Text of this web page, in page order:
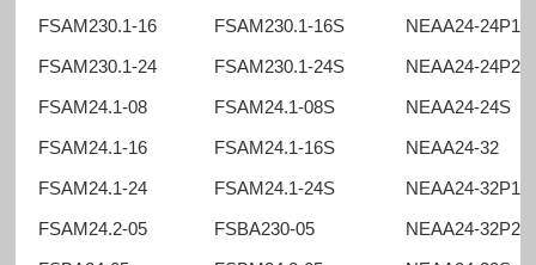
FSAM230.1-16
FSAM230.1-16S
NEAA24-24P1
FSAM230.1-24
FSAM230.1-24S
NEAA24-24P2
FSAM24.1-08
FSAM24.1-08S
NEAA24-24S
FSAM24.1-16
FSAM24.1-16S
NEAA24-32
FSAM24.1-24
FSAM24.1-24S
NEAA24-32P1
FSAM24.2-05
FSBA230-05
NEAA24-32P2